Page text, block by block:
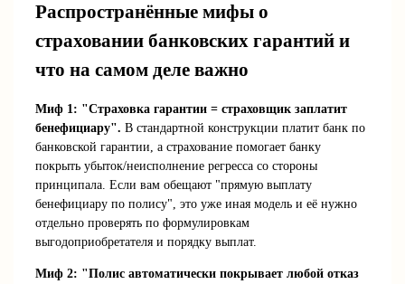
Распространённые мифы о
страховании банковских гарантий и
что на самом деле важно
Миф 1: "Страховка гарантии = страховщик заплатит
бенефициару". В стандартной конструкции платит банк по
банковской гарантии, а страхование помогает банку
покрыть убыток/неисполнение регресса со стороны
принципала. Если вам обещают "прямую выплату
бенефициару по полису", это уже иная модель и её нужно
отдельно проверять по формулировкам
выгодоприобретателя и порядку выплат.
Миф 2: "Полис автоматически покрывает любой отказ